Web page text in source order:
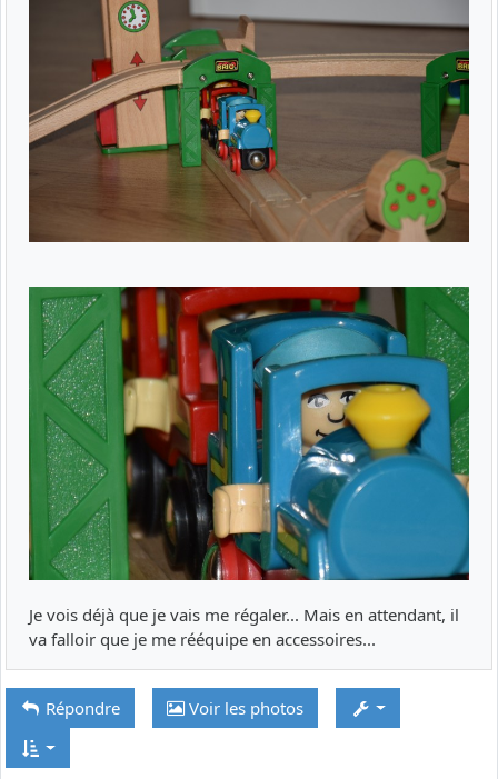
Je vois déjà que je vais me régaler... Mais en attendant, il
va falloir que je me rééquipe en accessoires...
Répondre Voir les photos